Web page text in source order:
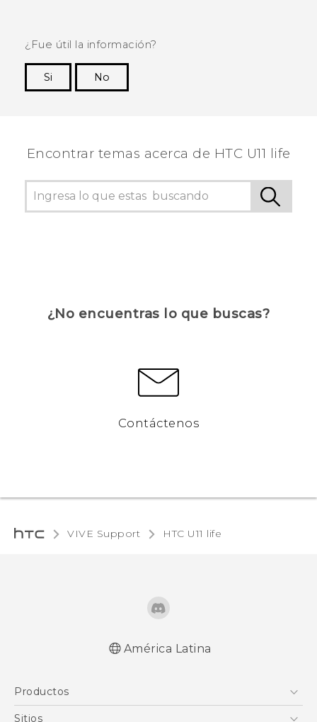
¿Fue útil la información?
Si
No
Encontrar temas acerca de HTC U11 life
¿No encuentras lo que buscas?
Contáctenos
VIVE Support HTC U11 life‎
América Latina
Productos
5G
Sitios